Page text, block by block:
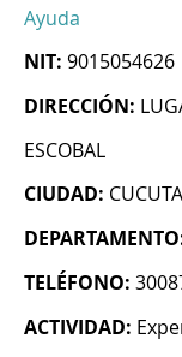
Ayuda
NIT: 9015054626
DIRECCIÓN:
ESCOBAL
CIUDAD: CUCUTA
TELÉFONO:
ACTIVIDAD: